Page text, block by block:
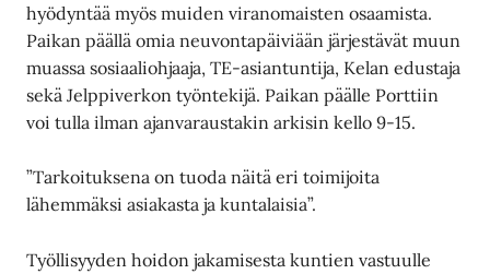
hyödyntää myös muiden viranomaisten osaamista.
Paikan päällä omia neuvontapäiviään järjestävät muun
muassa sosiaaliohjaaja, TE-asiantuntija, Kelan edustaja
sekä Jelppiverkon työntekijä. Paikan päälle Porttiin
voi tulla ilman ajanvaraustakin arkisin kello 9-15.
”Tarkoituksena on tuoda näitä eri toimijoita
lähemmäksi asiakasta ja kuntalaisia”.
Työllisyyden hoidon jakamisesta kuntien vastuulle